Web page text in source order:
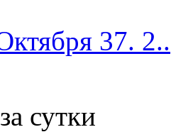
37. 2..
сутки